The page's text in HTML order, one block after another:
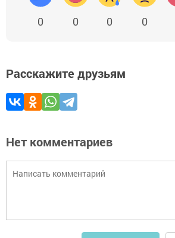
0 0 0 0
Расскажите друзьям
Нет комментариев